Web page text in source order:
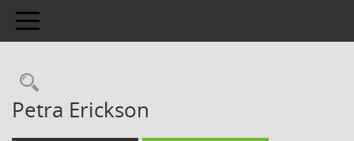
Toggle navigation
Rechercheauswahl
Petra Erickson